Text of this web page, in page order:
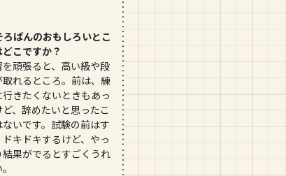
ろばんのおもしろいとこ
どこですか？
を頑張ると、高い級や段
取れるところ。前は、練
行きたくないときもあっ
ど、辞めたいと思ったこ
ないです。試験の前はす
ドキドキするけど、やっ
結果がでるとすごくうれ